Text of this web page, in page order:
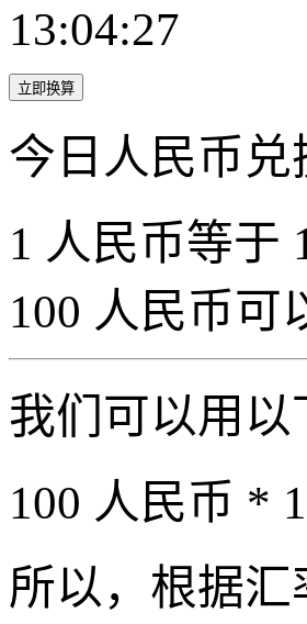
13:04:27
立即换算
今日人民币
1 人民币等于
100 人民币可
我们可以用
100 人民币 *
所以，根据汇